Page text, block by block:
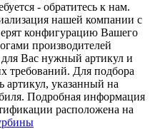
- обратитесь к нам.
нашей компании с
конфигурацию Вашего
производителей
для Вас нужный артикул и
требований. Для подбора
артикул, указанный на
Подробная информация
расположена на